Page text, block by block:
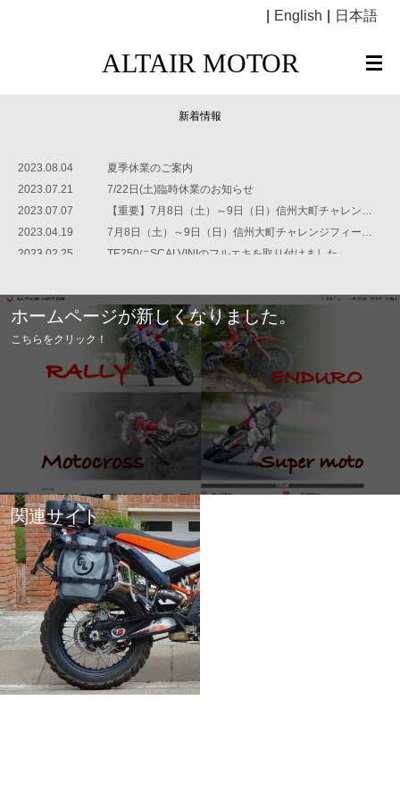
English 日本語
ALTAIR MOTOR
新着情報
2023.08.04
夏季休業のご案内
2023.07.21
7/22日(土)臨時休業のお知らせ
2023.07.07
【重要】7月8日（土）～9日（日）信州大町チャレンジフィールド オフロード練習会 延期のお知らせ
2023.04.19
7月8日（土）～9日（日）信州大町チャレンジフィールド オフロード練習会のご案内
2023.02.25
TE250にSCALVINIのフルエキを取り付けました
ホームページが新しくなりました。
こちらをクリック！
関連サイト